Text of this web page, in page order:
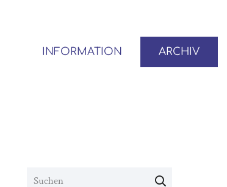
INFORMATION ARCHIV